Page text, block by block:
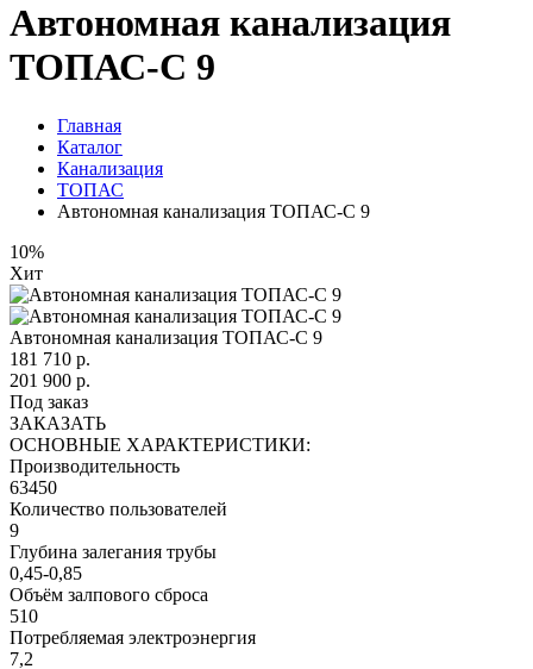
Автономная канализация
ТОПАС-С 9
Главная
Каталог
Канализация
ТОПАС
Автономная канализация ТОПАС-С 9
10%
Хит
Автономная канализация ТОПАС-С 9
181 710 р.
201 900 р.
Под заказ
ЗАКАЗАТЬ
ОСНОВНЫЕ ХАРАКТЕРИСТИКИ:
Производительность
63450
Количество пользователей
9
Глубина залегания трубы
0,45-0,85
Объём залпового сброса
510
Потребляемая электроэнергия
7,2